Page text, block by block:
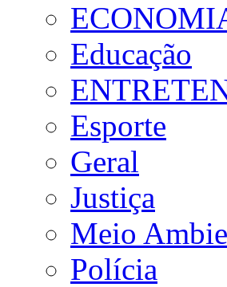
Educação
Esporte
Geral
Justiça
Meio
Polícia